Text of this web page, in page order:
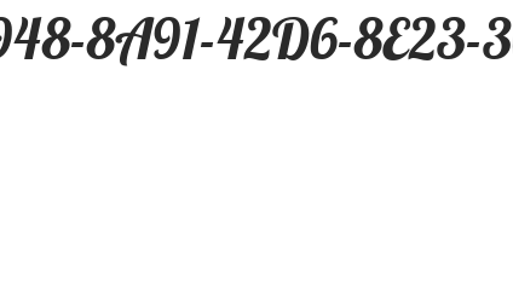
8A91-42D6-8E23-